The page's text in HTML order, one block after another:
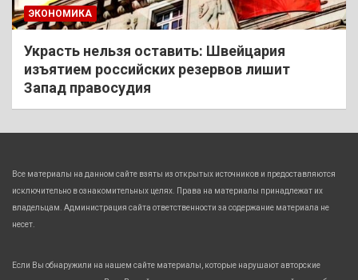
ЭКОНОМИКА
Украсть нельзя оставить: Швейцария
изъятием российских резервов лишит
Запад правосудия
Все материалы на данном сайте взяты из открытых источников и предоставляются
исключительно в ознакомительных целях. Права на материалы принадлежат их
владельцам. Администрация сайта ответственности за содержание материала не
несет.
Если Вы обнаружили на нашем сайте материалы, которые нарушают авторские